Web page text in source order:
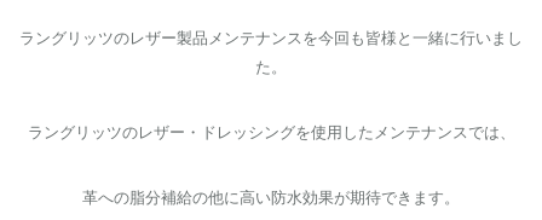
ラングリッツのレザー製品メンテナンスを今回も皆様と一緒に行いまし
た。
ラングリッツのレザー・ドレッシングを使用したメンテナンスでは、
革への脂分補給の他に高い防水効果が期待できます。